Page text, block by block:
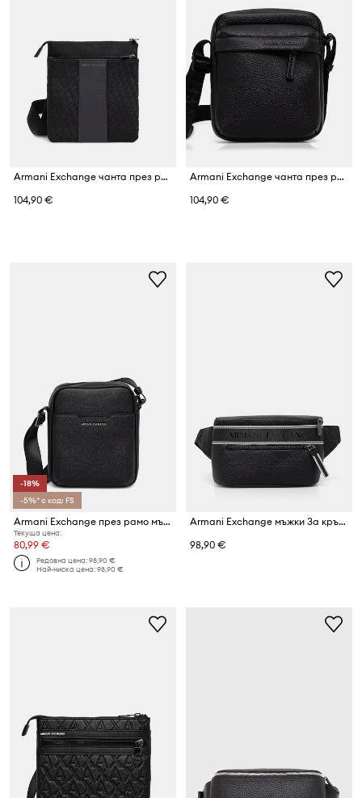
Armani Exchange чанта през рамо мъжка
104,90 €
Armani Exchange чанта през рамо мъжка от имитация на кожа
104,90 €
-18%
-5%* с код: FS
Armani Exchange през рамо мъжка от имитация на кожа
Текуща цена:
80,99 €
Редовна цена:98,90 €
Най-ниска цена:98,90 €
Armani Exchange мъжки За кръст
98,90 €